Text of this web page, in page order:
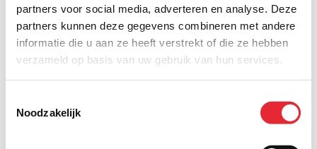
partners voor social media, adverteren en analyse. Deze
partners kunnen deze gegevens combineren met andere
informatie die u aan ze heeft verstrekt of die ze hebben
verzameld op basis van uw gebruik van hun services.
Noodzakelijk
Probeer het later opnieuw of ga terug naar de
homepagina.